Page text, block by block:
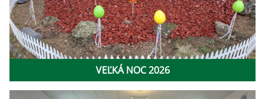
VEĽKÁ NOC 2026